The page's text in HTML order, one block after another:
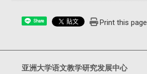
Share Print this page
亚洲大学语文教学研究发展中心